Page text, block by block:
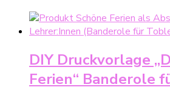
DIY Druckvorlage
Ferien“ Banderole